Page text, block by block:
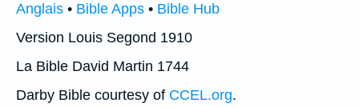
Anglais • Bible Apps • Bible Hub
Version Louis Segond 1910
La Bible David Martin 1744
Darby Bible courtesy of CCEL.org.